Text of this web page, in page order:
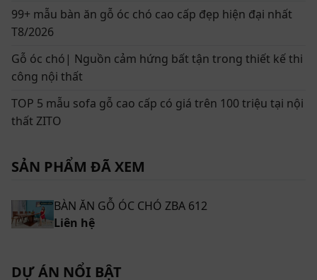
phần chân bàn. Được tạo nên từ 2 khối gỗ xử lý tinh tế
ghép thành hình chữ V. Không chỉ mang lại nét đẹp
độc đáo cùng khả năng chịu lực chắc chắn, chân bàn
ăn chữ V còn là yếu tố phong thủy giúp thu hút sự may
mắn, thịnh vượng cho gia chủ.
99+ mẫu bàn ăn gỗ óc chó cao cấp đẹp hiện đại nhất
T8/2026
Gỗ óc chó| Nguồn cảm hứng bất tận trong thiết kế thi
công nội thất
TOP 5 mẫu sofa gỗ cao cấp có giá trên 100 triệu tại nội
thất ZITO
SẢN PHẨM ĐÃ XEM
BÀN ĂN GỖ ÓC CHÓ ZBA 612
Liên hệ
DỰ ÁN NỔI BẬT